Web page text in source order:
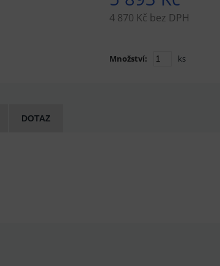
4 870 Kč bez DPH
Množství: ks
DOTAZ